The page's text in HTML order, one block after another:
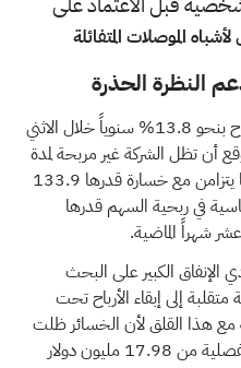
الموصلات المتفائلة
النظرة الحذرة
يتوقع المحللون أن تنخفض الأرباح بنحو 13.8% سنوياً خلال الاثني
أن تظل الشركة غير مربحة لمدة
ثلاث سنوات على الأقل، وهو ما يتزامن مع خسارة قدرها 133.9
في ربحية السهم قدرها
الإنفاق الكبير على البحث
إلى إبقاء الأرباح تحت
مع هذا القلق لأن الخسائر ظلت
كبيرة حتى مع تحول الإيرادات الفصلية من 17.98 مليون دولار